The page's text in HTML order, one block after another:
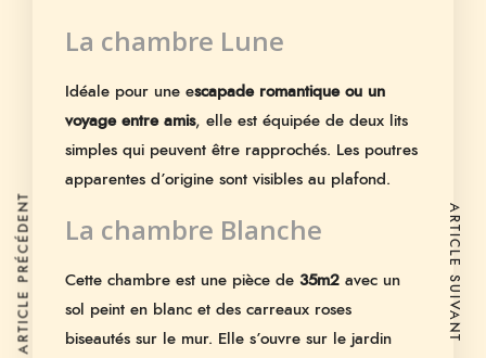
La chambre Lune
Idéale pour une escapade romantique ou un
voyage entre amis, elle est équipée de deux lits
simples qui peuvent être rapprochés. Les poutres
apparentes d’origine sont visibles au plafond.
La chambre Blanche
Cette chambre est une pièce de 35m2 avec un
sol peint en blanc et des carreaux roses
biseautés sur le mur. Elle s’ouvre sur le jardin
ARTICLE PRÉCÉDENT ARTICLE SUIVANT